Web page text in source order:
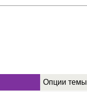
Опции темы